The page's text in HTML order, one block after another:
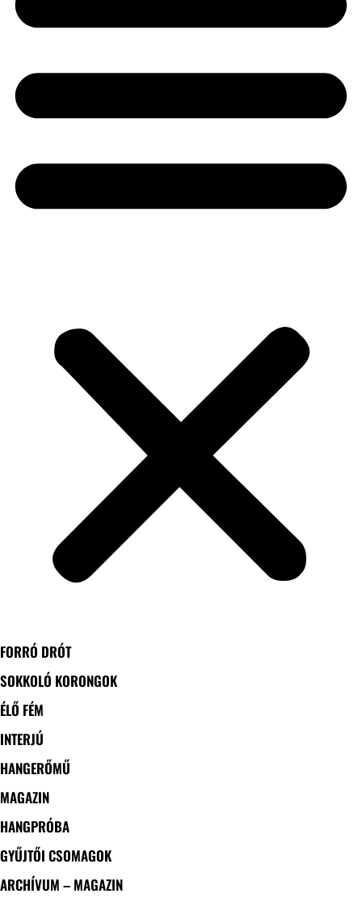
FORRÓ DRÓT
SOKKOLÓ KORONGOK
ÉLŐ FÉM
INTERJÚ
HANGERŐMŰ
MAGAZIN
HANGPRÓBA
GYŰJTŐI CSOMAGOK
ARCHÍVUM – MAGAZIN